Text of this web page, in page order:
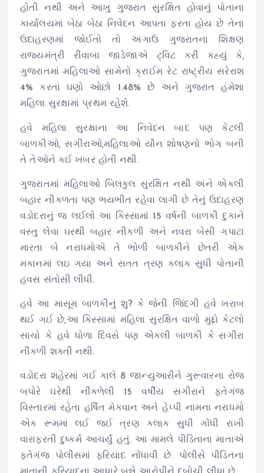
હોતી નથી અને આખુ ગુજરાત સુરક્ષિત હોવાનું પોતાના
કાર્યાલયમાં બેઠા બેઠા નિવેદન આપતા ફરતા હોય છે તેના
ઉદાહરણમાં જોઈતો તો અગાઉ ગુજરાતના શિક્ષણ
રાજ્યમંત્રી રીવાબા જાડેજાએ ટ્વિટ કરી કહ્યું કે,
ગુજરાતમાં મહિલાઓ સામેનો ક્રાઈમ રેટ રાષ્ટ્રીય સરેરાશ
4% કરતાં ઘણો ઓછો 1.48% છે અને ગુજરાત હંમેશા
મહિલા સુરક્ષામાં પ્રથમ રહેશે.
હવે મહિલા સુરક્ષાના આ નિવેદન બાદ પણ કેટલી
બાળકીઓ, સગીરાઓ,મહિલાઓ યૌન શોષણનો ભોગ બની
તે તેઓને કઈ ખબર હોતી નથી.
ગુજરાતમાં મહિલાઓ બિલકુલ સુરક્ષિત નથી અને એકલી
બહાર નીકળતા પણ ભયભીત રહેવા લાગી છે તેનું ઉદાહરણ
વડોદરાનું જ લઈલો આ કિસ્સામાં 15 વર્ષની બાળકી દુકાને
વસ્તુ લેવા ઘરથી બહાર નીકળી અને નવરા બેસી ગપાટા
મારતા બે નરાધમોએ તે ભોળી બાળકીને છેતરી એક
મકાનમાં લઇ ગયા અને સતત ત્રણ કલાક સુધી પોતાની
હવસ સંતોસી લીધી.
હવે આ માસૂમ બાળકીનું શુ? કે જેની જિંદગી હવે ખરાબ
થઈ ગઈ છે,આ કિસ્સામાં મહિલા સુરક્ષિત વાળો મુદ્દો કેટલો
સાચો કે હવે ધોળા દિવસે પણ એકલી બાળકી કે સગીરા
નીકળી શક્તી નથી.
વડોદરા શહેરમાં ગઈ કાલે 8 જાન્યુઆરીને ગુરૂવારના રોજ
બપોરે ઘરેથી નીકળેલી 15 વર્ષીય સગીરાને ફતેગંજ
વિસ્તારમાં રહેતા હર્ષિત મેકવાન અને હેપ્પી નામના નરાધમો
એક રૂમમાં લઈ જઈ ત્રણ કલાક સુધી ગોંધી રાખી
વારાફરતી દુષ્કર્મ આચર્યું હતું. આ મામલે પીડિતાના માતાએ
ફતેગંજ પોલીસમાં ફરિયાદ નોંધાવી છે. પોલીસે પીડિતના